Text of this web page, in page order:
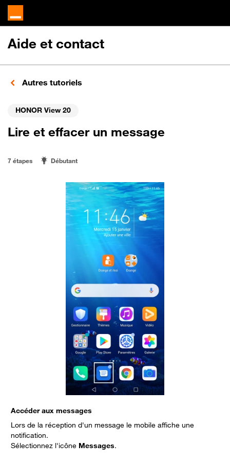
Aide et contact
Autres tutoriels
HONOR View 20
Lire et effacer un message
7 étapes Débutant
Accéder aux messages
Lors de la réception d'un message le mobile affiche une
notification.
Sélectionnez l'icône Messages.